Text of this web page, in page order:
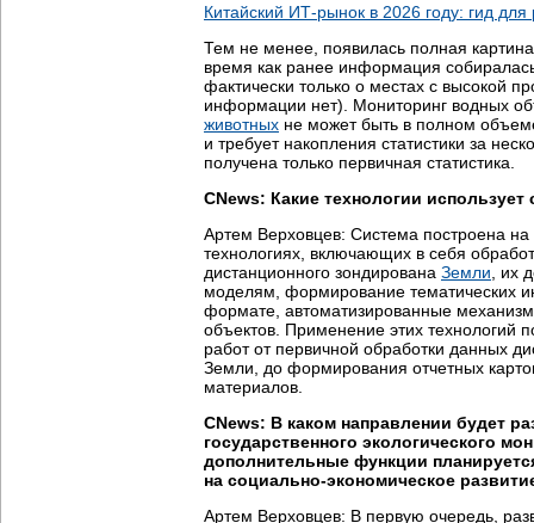
Китайский ИТ-рынок в 2026 году: гид для
Тем не менее, появилась полная
время как ранее информация
фактически только о местах с высокой
информации нет). Мониторинг водных
животных не может быть в полном
и требует накопления статистики за
получена только первичная статистика.
CNews: Какие технологии использует
Артем Верховцев: Система построена
технологиях, включающих в себя
дистанционного зондирована Земли , их
моделям, формирование тематических
формате, автоматизированные
объектов. Применение этих технологий
работ от первичной обработки данных
Земли, до формирования отчетных
материалов.
CNews: В каком направлении будет
государственного экологического
дополнительные функции
на социально-экономическое
Артем Верховцев: В первую очередь,